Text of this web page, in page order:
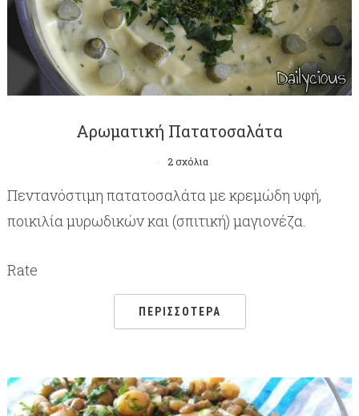
Αρωματική Πατατοσαλάτα
2 σχόλια
Πεντανόστιμη πατατοσαλάτα με κρεμώδη υφή,
ποικιλία μυρωδικών και (σπιτική) μαγιονέζα.
Rate
ΠΕΡΙΣΣΌΤΕΡΑ